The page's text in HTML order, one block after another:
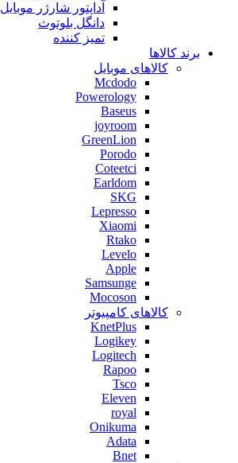
آداپتور شارژر موبایل
دانگل بلوتوث
تمیز کننده
برند کالاها
کالاهای موبایل
Mcdodo
Powerology
Baseus
joyroom
GreenLion
Porodo
Coteetci
Earldom
SKG
Lepresso
Xiaomi
Rtako
Levelo
Apple
Samsunge
Mocoson
کالاهای کامپیوتر
KnetPlus
Logikey
Logitech
Rapoo
Tsco
Eleven
royal
Onikuma
Adata
Bnet